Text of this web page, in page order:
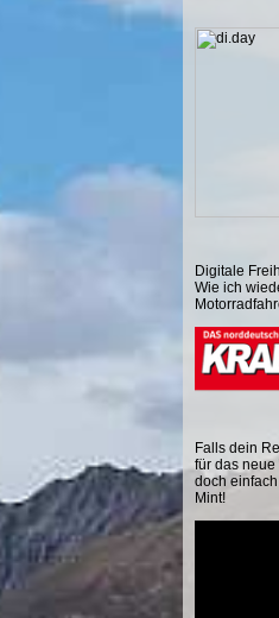
Digitale
Wie ich
Falls dein
für das neue
doch
Mint!